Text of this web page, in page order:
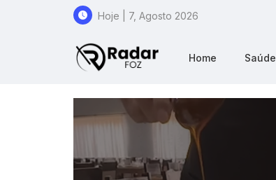
Hoje | 7, Agosto 2026
Home Saúde